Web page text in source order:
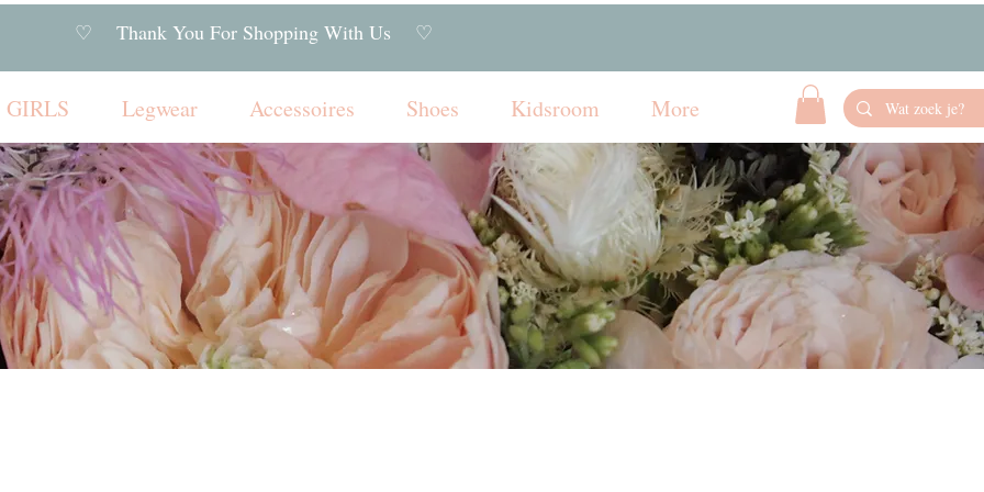
♡ Thank You For Shopping With Us ♡
GIRLS Legwear Accessoires Shoes Kidsroom More